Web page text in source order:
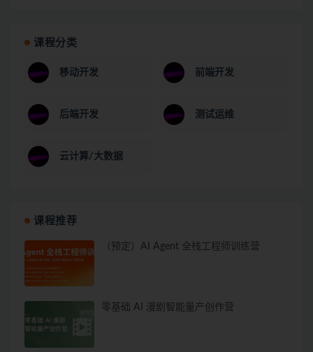
课程分类
移动开发 前端开发
后端开发 测试运维
云计算/大数据
课程推荐
（预定）AI Agent 全栈工程师训练营
零基础 AI 漫剧智能量产创作营